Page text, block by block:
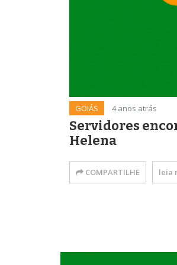
GOIÁS 4 anos atrás
Servidores
Helena
COMPARTILHE leia